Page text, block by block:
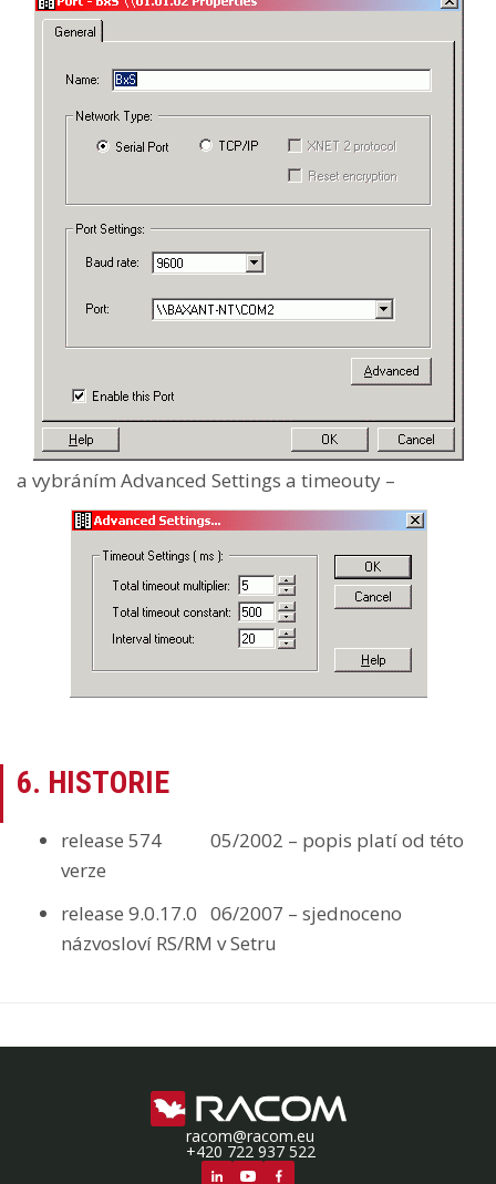
a vybráním Advanced Settings a timeouty –
6. HISTORIE
release 574 05/2002 – popis platí od této
verze
release 9.0.17.0 06/2007 – sjednoceno
názvosloví RS/RM v Setru
racom@racom.eu
+420 722 937 522